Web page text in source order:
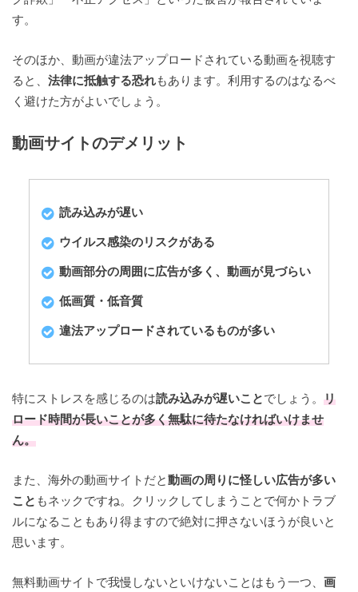
す。
そのほか、動画が違法アップロードされている動画を視聴す
ると、 法律に抵触する恐れもあります。利用するのはなるべ
く避けた方がよいでしょう。
動画サイトのデメリット
読み込みが遅い
ウイルス感染のリスクがある
動画部分の周囲に広告が多く、動画が見づらい
低画質・低音質
違法アップロードされているものが多い
特にストレスを感じるのは読み込みが遅いことでしょう。 リ
ロード時間が長いことが多く無駄に待たなければいけませ
ん。
また、海外の動画サイトだと動画の周りに怪しい広告が多い
こと もネックですね。クリックしてしまうことで何かトラブ
ルになることもあり得ますので絶対に押さないほうが良いと
思います。
無料動画サイトで我慢しないといけないことはもう一つ、 画